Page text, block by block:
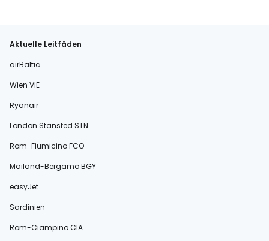
Aktuelle Leitfäden
airBaltic
Wien VIE
Ryanair
London Stansted STN
Rom-Fiumicino FCO
Mailand-Bergamo BGY
easyJet
Sardinien
Rom-Ciampino CIA